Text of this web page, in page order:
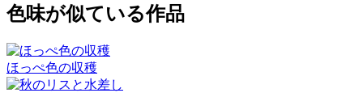
色味が似ている作品
ほっぺ色の収穫